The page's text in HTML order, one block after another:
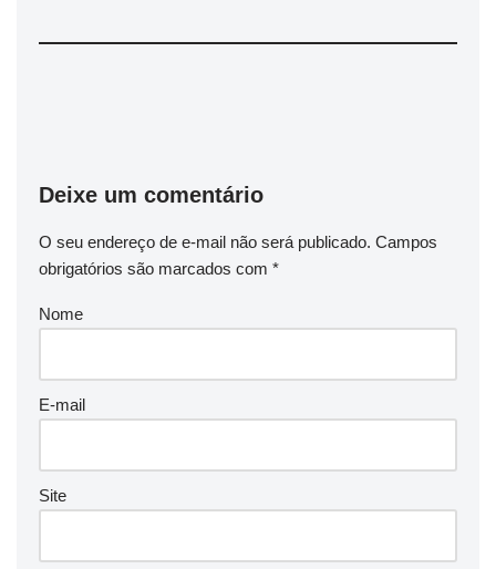
Deixe um comentário
O seu endereço de e-mail não será publicado. Campos
obrigatórios são marcados com *
Nome
E-mail
Site